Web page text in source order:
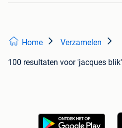
Home Verzamelen
100 resultaten voor 'jacques blik'